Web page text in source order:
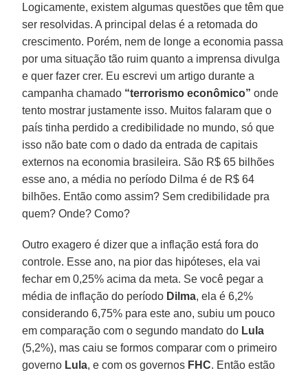
Logicamente, existem algumas ques­tões que têm que
ser resolvidas. A prin­cipal delas é a retomada do
crescimento. Porém, nem de longe a economia pas­sa
por uma situação tão ruim quanto a imprensa divulga
e quer fazer crer. Eu escrevi um artigo durante a
campanha chamado “terrorismo econômico” onde
tento mostrar justamente isso. Muitos falaram que o
país tinha perdido a credi­bilidade no mundo, só que
isso não bate com o dado da entrada de capitais
exter­nos na economia brasileira. São R$ 65 bilhões
esse ano, a média no período Dil­ma é de R$ 64
bilhões. Então como as­sim? Sem credibilidade pra
quem? On­de? Como?
Outro exagero é dizer que a inflação está fora do
controle. Esse ano, na pior das hipóteses, ela vai
fechar em 0,25% acima da meta. Se você pegar a
média de inflação do período Dilma, ela é 6,2%
considerando 6,75% para este ano, su­biu um pouco
em comparação com o segundo mandato do Lula
(5,2%), mas caiu se formos comparar com o pri­meiro
governo Lula, e com os governos FHC. Então estão